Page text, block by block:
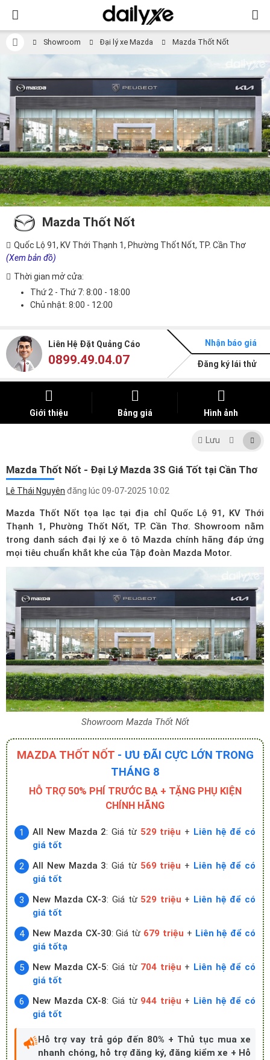
Showroom Đại lý xe Mazda Mazda Thốt Nốt
Mazda Thốt Nốt
Quốc Lộ 91, KV Thới Thạnh 1, Phường Thốt Nốt, TP. Cần Thơ
(Xem bản đồ)
Thời gian mở cửa:
Thứ 2 - Thứ 7: 8:00 - 18:00
Chủ nhật: 8:00 - 12:00
Liên Hệ Đặt Quảng Cáo
0899.49.04.07
Nhận báo giá
Đăng ký lái thử
Giới thiệu Bảng giá Hình ảnh
Lưu
Mazda Thốt Nốt - Đại Lý Mazda 3S Giá Tốt tại Cần Thơ
Lê Thái Nguyên đăng lúc 09-07-2025 10:02
Mazda Thốt Nốt tọa lạc tại địa chỉ Quốc Lộ 91, KV Thới
Thạnh 1, Phường Thốt Nốt, TP. Cần Thơ. Showroom nằm
trong danh sách đại lý xe ô tô Mazda chính hãng đáp ứng
mọi tiêu chuẩn khắt khe của Tập đoàn Mazda Motor.
Showroom Mazda Thốt Nốt
MAZDA THỐT NỐT- ƯU ĐÃI CỰC LỚN TRONG
THÁNG 8
HỖ TRỢ 50% PHÍ TRƯỚC BẠ + TẶNG PHỤ KIỆN
CHÍNH HÃNG
All New Mazda 2: Giá từ 529 triệu + Liên hệ để có
giá tốt
All New Mazda 3: Giá từ 569 triệu + Liên hệ để có
giá tốt
New Mazda CX-3: Giá từ 529 triệu + Liên hệ để có
giá tốt
New Mazda CX-30: Giá từ 679 triệu + Liên hệ để có
giá tốtạ
New Mazda CX-5: Giá từ 704 triệu + Liên hệ để có
giá tốt
New Mazda CX-8: Giá từ 944 triệu + Liên hệ để có
giá tốt
Hỗ trợ vay trả góp đến 80% + Thủ tục mua xe
nhanh chóng, hỗ trợ đăng ký, đăng kiểm xe + Hỗ